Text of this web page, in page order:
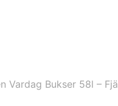
Vardag Bukser 58l –